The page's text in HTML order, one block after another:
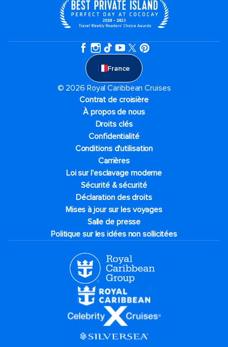
France
© 2026 Royal Caribbean Cruises
Contrat de croisière
À propos de nous
Droits clés
Confidentialité
Conditions d'utilisation
Carrières
Loi sur l'esclavage moderne
Sécurité & sécurité
Déclaration des droits
Mises à jour sur les voyages
Salle de presse
Politique sur les idées non sollicitées